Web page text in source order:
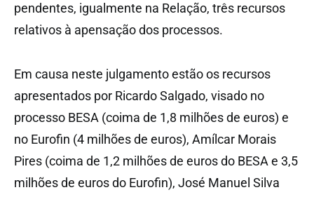
pendentes, igualmente na Relação, três recursos
relativos à apensação dos processos.
Em causa neste julgamento estão os recursos
apresentados por Ricardo Salgado, visado no
processo BESA (coima de 1,8 milhões de euros) e
no Eurofin (4 milhões de euros), Amílcar Morais
Pires (coima de 1,2 milhões de euros do BESA e 3,5
milhões de euros do Eurofin), José Manuel Silva